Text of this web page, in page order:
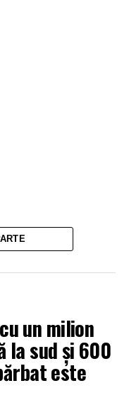
un milion
la sud și 600
este